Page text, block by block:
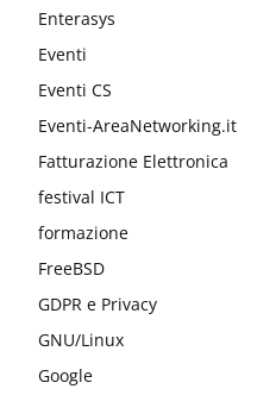
Enterasys
Eventi
Eventi CS
Eventi-AreaNetworking.it
Fatturazione Elettronica
festival ICT
formazione
FreeBSD
GDPR e Privacy
GNU/Linux
Google